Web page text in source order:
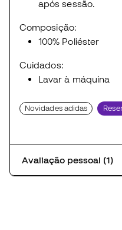
após sessão.
Composição:
100% Poliéster
Cuidados:
Lavar à máquina
Novidades adidas
Avaliação pessoal (1)